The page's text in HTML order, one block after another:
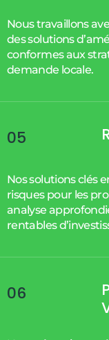
Nous travaillons
des solutions
conformes aux
demande locale.
05
Nos solutions clés
risques pour les
analyse
rentables
06